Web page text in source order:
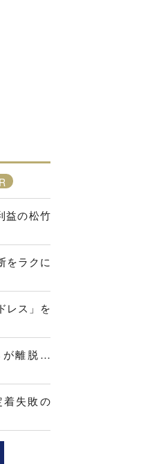
益の松竹
をラクに
レス」を
が離脱…
失敗の